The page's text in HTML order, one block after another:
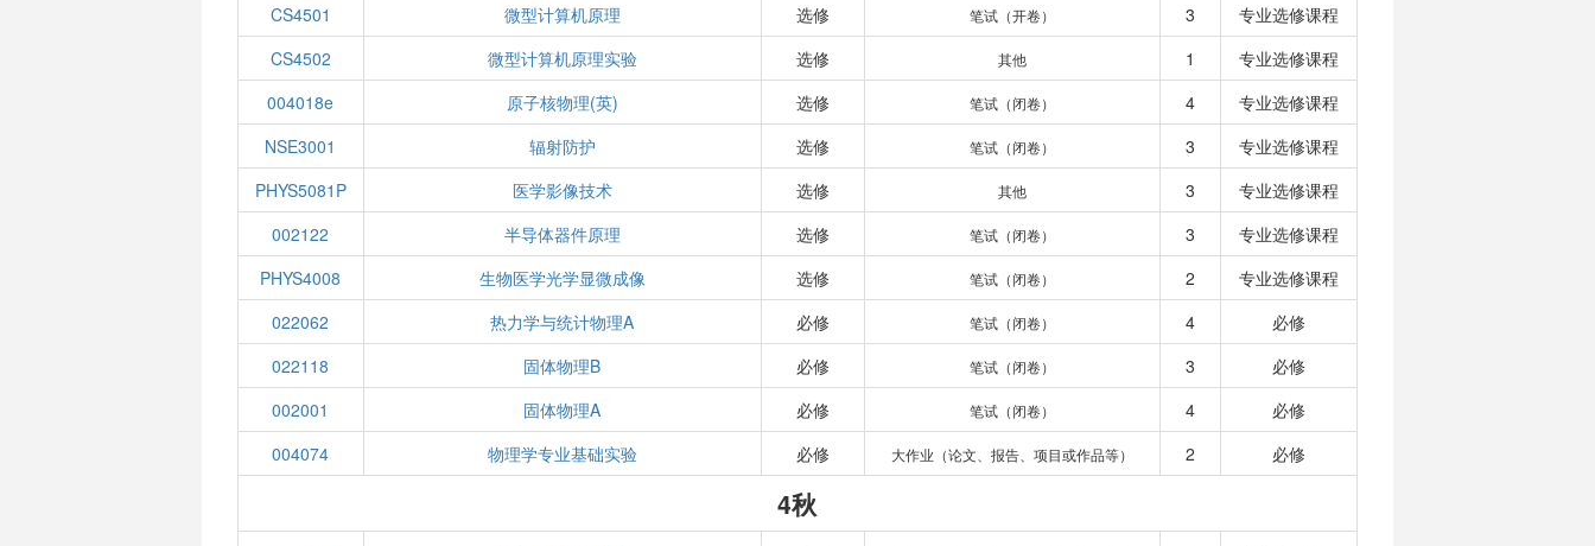
CS4501
微型计算机原理 选修 笔试（开卷） 3
专业选修课程
CS4502
微型计算机原理实验 选修 其他 1
专业选修课程
004018e
原子核物理(英) 选修 笔试（闭卷） 4
专业选修课程
NSE3001
辐射防护 选修 笔试（闭卷） 3
专业选修课程
PHYS5081P
医学影像技术 选修 其他 3
专业选修课程
002122
半导体器件原理 选修 笔试（闭卷） 3
专业选修课程
PHYS4008
生物医学光学显微成像 选修 笔试（闭卷） 2
专业选修课程
022062
热力学与统计物理A 必修 笔试（闭卷） 4
必修
022118
固体物理B 必修 笔试（闭卷） 3
必修
002001
固体物理A 必修 笔试（闭卷） 4
必修
004074
物理学专业基础实验 必修 大作业（论文、报告、项目或作品等） 2 必修
4秋